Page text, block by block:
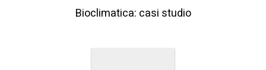
Bioclimatica: casi studio